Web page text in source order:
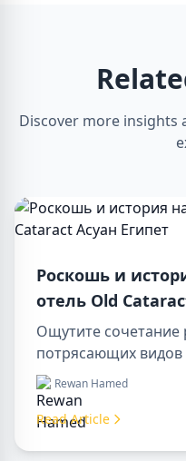
Discover more insights
Роскошь и
отель Old
Ощутите сочетание
потрясающих видов
Асуан Египет.
tours in luxor egypt и
day trip to aswan
Rewan Hamed
Read Article